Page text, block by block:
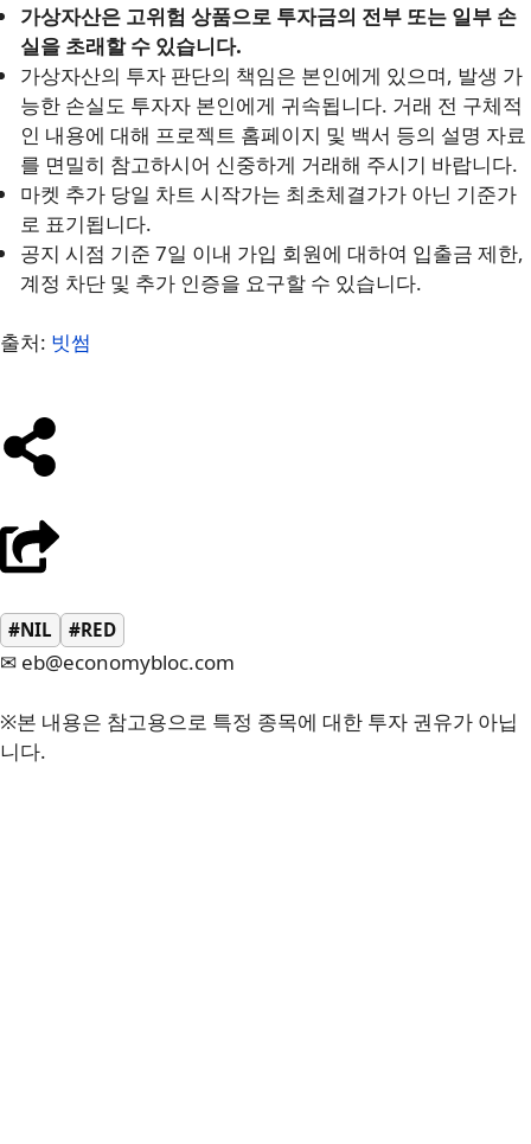
가상자산은 고위험 상품으로 투자금의 전부 또는 일부 손
실을 초래할 수 있습니다.
가상자산의 투자 판단의 책임은 본인에게 있으며, 발생 가
능한 손실도 투자자 본인에게 귀속됩니다. 거래 전 구체적
인 내용에 대해 프로젝트 홈페이지 및 백서 등의 설명 자료
를 면밀히 참고하시어 신중하게 거래해 주시기 바랍니다.
마켓 추가 당일 차트 시작가는 최초체결가가 아닌 기준가
로 표기됩니다.
공지 시점 기준 7일 이내 가입 회원에 대하여 입출금 제한,
계정 차단 및 추가 인증을 요구할 수 있습니다.
출처: 빗썸
#NIL #RED
✉ eb@economybloc.com
※본 내용은 참고용으로 특정 종목에 대한 투자 권유가 아닙
니다.